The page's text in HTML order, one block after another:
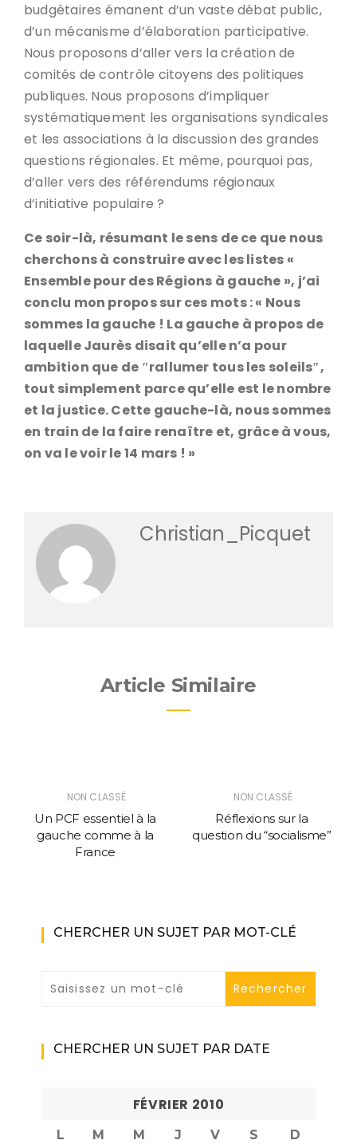
budgétaires émanent d’un vaste débat public,
d’un mécanisme d’élaboration participative.
Nous proposons d’aller vers la création de
comités de contrôle citoyens des politiques
publiques. Nous proposons d’impliquer
systématiquement les organisations syndicales
et les associations à la discussion des grandes
questions régionales. Et même, pourquoi pas,
d’aller vers des référendums régionaux
d’initiative populaire ?
Ce soir-là, résumant le sens de ce que nous
cherchons à construire avec les listes «
Ensemble pour des Régions à gauche », j’ai
conclu mon propos sur ces mots : « Nous
sommes la gauche ! La gauche à propos de
laquelle Jaurès disait qu’elle n’a pour
ambition que de ″rallumer tous les soleils″,
tout simplement parce qu’elle est le nombre
et la justice. Cette gauche-là, nous sommes
en train de la faire renaître et, grâce à vous,
on va le voir le 14 mars ! »
Christian_Picquet
Article Similaire
NON CLASSÉ
Un PCF essentiel à la
gauche comme à la
France
NON CLASSÉ
Réflexions sur la
question du “socialisme”
CHERCHER UN SUJET PAR MOT-CLÉ
CHERCHER UN SUJET PAR DATE
FÉVRIER 2010
L M M J V S
D